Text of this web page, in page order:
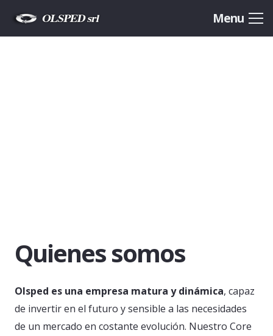
Menu
Quienes somos
Olsped es una empresa matura y dinámica, capaz
de invertir en el futuro y sensible a las necesidades
de un mercado en costante evolución. Nuestro Core